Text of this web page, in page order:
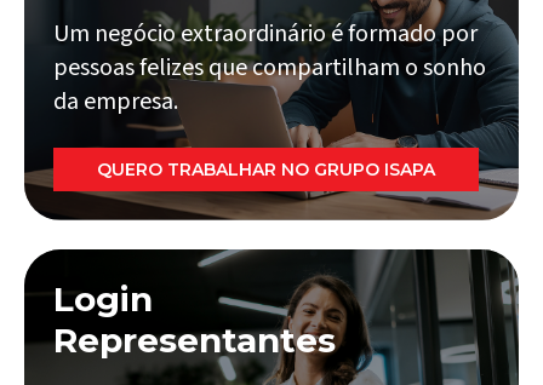
Um negócio extraordinário é formado por
pessoas felizes que compartilham o sonho
da empresa.
QUERO TRABALHAR NO GRUPO ISAPA
Login
Representantes